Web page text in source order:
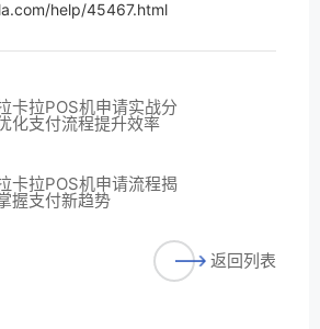
help/45467.html
卡拉POS机申请实战分
化支付流程提升效率
卡拉POS机申请流程揭
握支付新趋势
返回列表